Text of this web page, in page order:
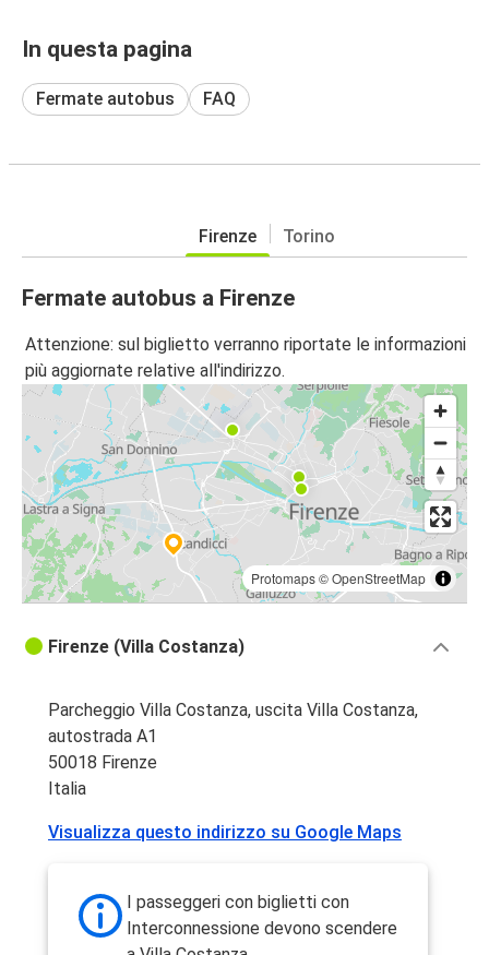
In questa pagina
Fermate autobus FAQ
Firenze Torino
Fermate autobus a Firenze
Attenzione: sul biglietto verranno riportate le informazioni
più aggiornate relative all'indirizzo.
Protomaps©OpenStreetMap
Firenze (Villa Costanza)
Parcheggio Villa Costanza, uscita Villa Costanza,
autostrada A1
50018 Firenze
Italia
Visualizza questo indirizzo su Google Maps
I passeggeri con biglietti con
Interconnessione devono scendere